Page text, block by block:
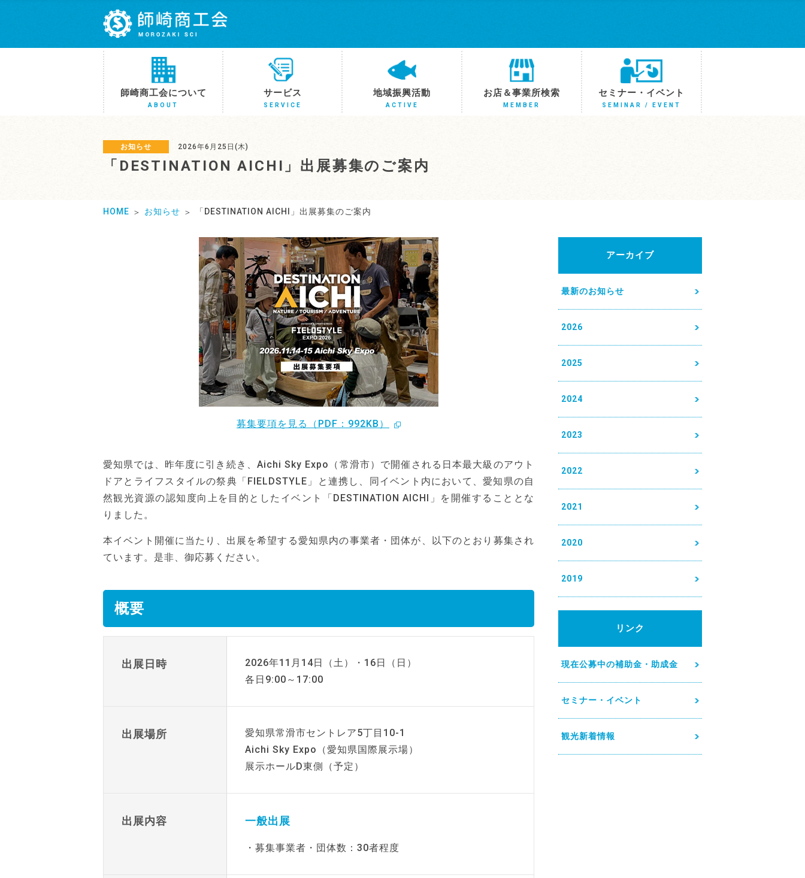
師崎商工会について
ABOUT
サービス
SERVICE
地域振興活動
ACTIVE
お店＆事業所検索
MEMBER
セミナー・イベント
SEMINAR / EVENT
お知らせ 2026年6月25日(木)
「DESTINATION AICHI」出展募集のご案内
HOME お知らせ 「DESTINATION AICHI」出展募集のご案内
募集要項を見る（PDF：992KB）
愛知県では、昨年度に引き続き、Aichi Sky Expo（常滑市）で開催される日本最大級のアウト
ドアとライフスタイルの祭典「FIELDSTYLE」と連携し、同イベント内において、愛知県の自
然観光資源の認知度向上を目的としたイベント「DESTINATION AICHI」を開催することとな
りました。
本イベント開催に当たり、出展を希望する愛知県内の事業者・団体が、以下のとおり募集され
ています。是非、御応募ください。
概要
出展日時
2026年11月14日（土）・16日（日）
各日9:00～17:00
出展場所
愛知県常滑市セントレア5丁目10-1
Aichi Sky Expo（愛知県国際展示場）
展示ホールD東側（予定）
出展内容 一般出展
・募集事業者・団体数：30者程度
アーカイブ
最新のお知らせ
2026
2025
2024
2023
2022
2021
2020
2019
リンク
現在公募中の補助金・助成金
セミナー・イベント
観光新着情報